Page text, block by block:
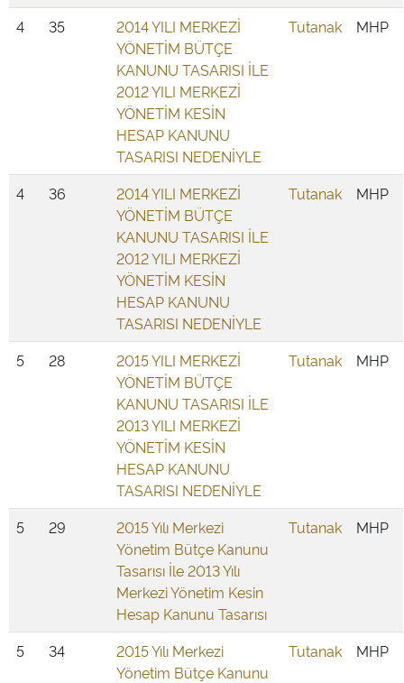
4 35
2014 YILI MERKEZİ
YÖNETİM BÜTÇE
KANUNU TASARISI İLE
2012 YILI MERKEZİ
YÖNETİM KESİN
HESAP KANUNU
TASARISI NEDENİYLE
Tutanak MHP
4 36
2014 YILI MERKEZİ
YÖNETİM BÜTÇE
KANUNU TASARISI İLE
2012 YILI MERKEZİ
YÖNETİM KESİN
HESAP KANUNU
TASARISI NEDENİYLE
Tutanak MHP
5 28
2015 YILI MERKEZİ
YÖNETİM BÜTÇE
KANUNU TASARISI İLE
2013 YILI MERKEZİ
YÖNETİM KESİN
HESAP KANUNU
TASARISI NEDENİYLE
Tutanak MHP
5 29
2015 Yılı Merkezi
Yönetim Bütçe Kanunu
Tasarısı İle 2013 Yılı
Merkezi Yönetim Kesin
Hesap Kanunu Tasarısı
Tutanak MHP
5 34
2015 Yılı Merkezi
Yönetim Bütçe Kanunu
Tutanak MHP